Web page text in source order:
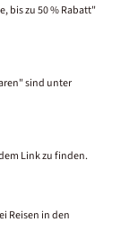
bis zu 50 % Rabatt"
sind unter
Link zu finden.
Reisen in den